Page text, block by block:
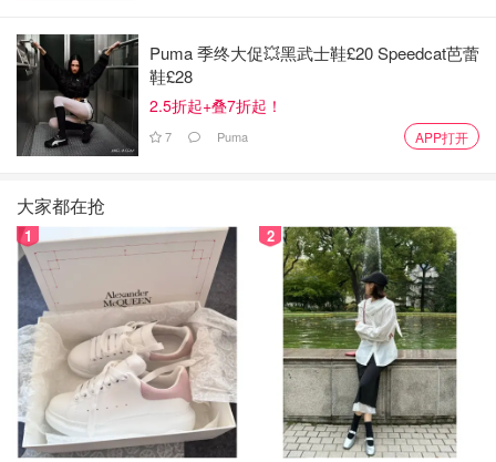
Puma 季终大促💥黑武士鞋£20 Speedcat芭蕾
鞋£28
2.5折起+叠7折起！
7 Puma APP打开
大家都在抢
1 2